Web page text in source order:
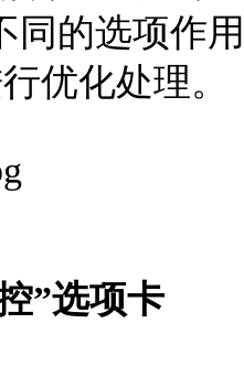
同的选项作
优化处理。
”选项卡